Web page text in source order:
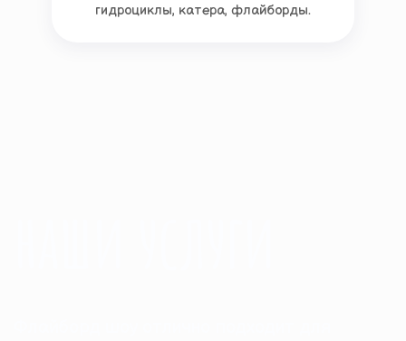
гидроциклы, катера, флайборды.